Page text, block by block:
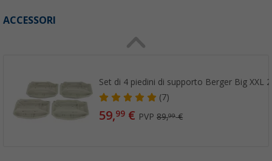
ACCESSORI
Set di 4 piedini di supporto Berger Big XXL
(7)
59,99 € PVP89,99€